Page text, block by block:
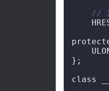
//
};
class